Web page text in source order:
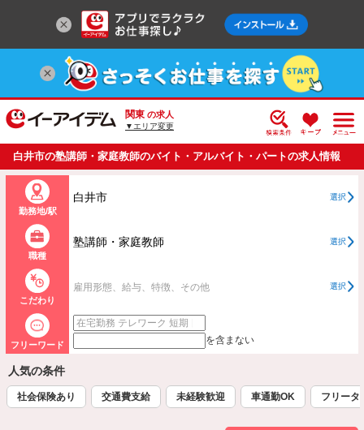
関東 の求人
▼エリア変更
白井市の塾講師・家庭教師のバイト・アルバイト・パートの求人情報
一覧
勤務地/駅
白井市 選択
職種
塾講師・家庭教師 選択
こだわり
雇用形態、給与、特徴、その他 選択
フリーワード を含まない
人気の条件
社会保険あり 交通費支給 未経験歓迎 車通勤OK フリータ